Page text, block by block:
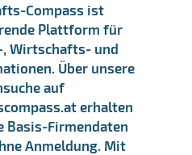
Compass ist
Plattform für
Wirtschafts- und
Über unsere
auf
erhalten
Basis-Firmendaten
Anmeldung. Mit